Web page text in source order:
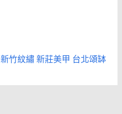
新竹紋繡新莊美甲 台北頌缽